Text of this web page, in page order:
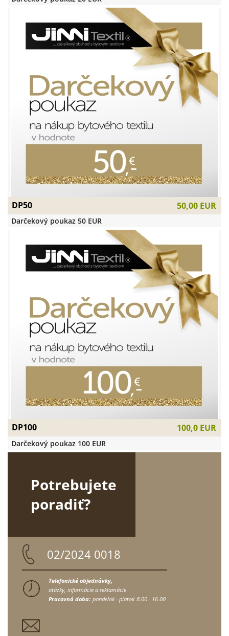
DP50 50,00 EUR
Darčekový poukaz 50 EUR
DP100 100,0 EUR
Darčekový poukaz 100 EUR
Potrebujete
poradiť?
02/2024 0018
Telefonické objednávky,
otázky, informácie a reklamácie
Pracovná doba: pondelok - piatok 8.00 - 16.00